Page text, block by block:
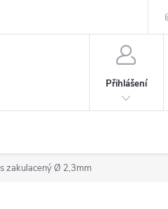
Přihlášení
zakulacený Ø 2,3mm